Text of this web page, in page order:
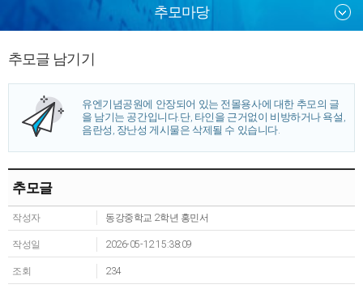
추모마당
추모글 남기기
유엔기념공원에 안장되어 있는 전몰용사에 대한 추모의 글
을 남기는 공간입니다.단, 타인을 근거없이 비방하거나 욕설,
음란성, 장난성 게시물은 삭제될 수 있습니다.
추모글
작성자 동강중학교 2학년 홍민서
작성일 2026-05-12 15:38:09
조회 234